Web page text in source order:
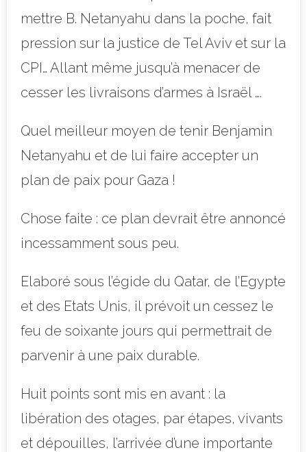
mettre B. Netanyahu dans la poche, fait
pression sur la justice de Tel Aviv et sur la
CPI… Allant même jusqu’à menacer de
cesser les livraisons d’armes à Israël ….
Quel meilleur moyen de tenir Benjamin
Netanyahu et de lui faire accepter un
plan de paix pour Gaza !
Chose faite : ce plan devrait être annoncé
incessamment sous peu.
Elaboré sous l’égide du Qatar, de l’Egypte
et des Etats Unis, il prévoit un cessez le
feu de soixante jours qui permettrait de
parvenir à une paix durable.
Huit points sont mis en avant : la
libération des otages, par étapes, vivants
et dépouilles, l’arrivée d’une importante